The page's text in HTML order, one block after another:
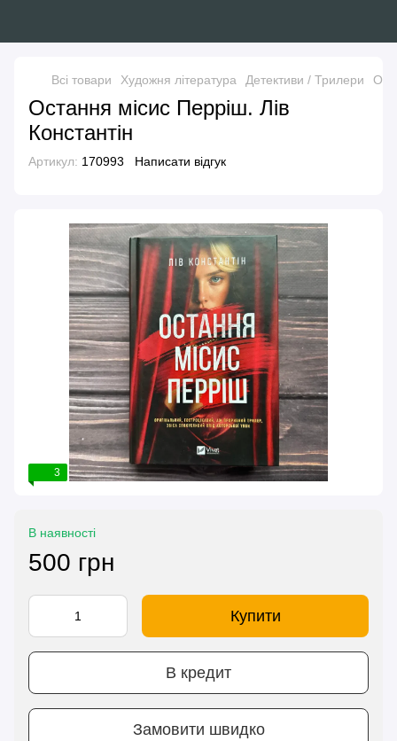
Всі товари Художня література Детективи / Трилери
Остання місис Перріш. Лів
Константін
Артикул: 170993 Написати відгук
3
В наявності
500 грн
Купити
В кредит
Замовити швидко